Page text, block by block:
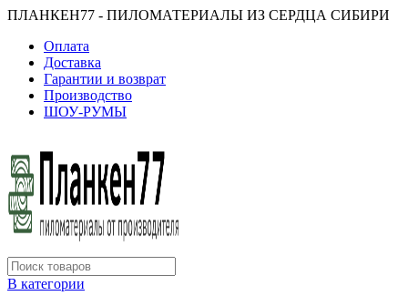
ПЛАНКЕН77 - ПИЛОМАТЕРИАЛЫ ИЗ СЕРДЦА СИБИРИ
Оплата
Доставка
Гарантии и возврат
Производство
ШОУ-РУМЫ
В категории